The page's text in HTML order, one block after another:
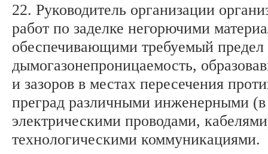
22. Руководитель организации
работ по заделке негорючими
обеспечивающими требуемый предел
дымогазонепроницаемость,
и зазоров в местах пересечения
преград различными инженерными (в
электрическими проводами,
технологическими коммуникациями.